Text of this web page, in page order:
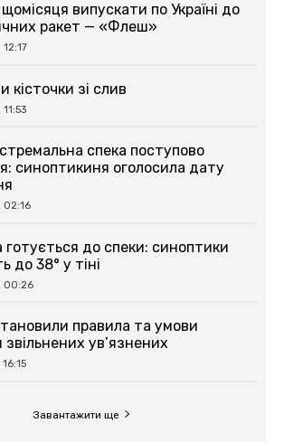
випускати по Україні до
ракет — «Флеш»
кісточки зі слив
спека поступово
синоптикиня оголосила дату
02:16
готується до спеки: синоптики
до 38° у тіні
00:26
правила та умови
ув’язнених
Завантажити ще